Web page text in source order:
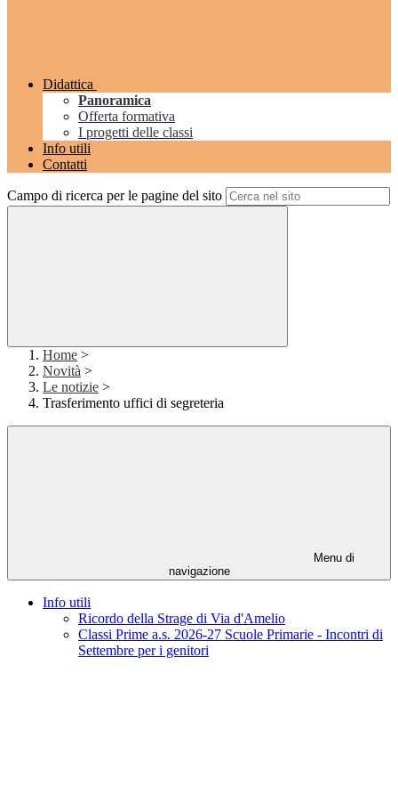
Didattica
Panoramica
Offerta formativa
I progetti delle classi
Info utili
Contatti
Campo di ricerca per le pagine del sito
Home >
Novità >
Le notizie >
Trasferimento uffici di segreteria
Menu di
navigazione
Info utili
Ricordo della Strage di Via d'Amelio
Classi Prime a.s. 2026-27 Scuole Primarie - Incontri di
Settembre per i genitori